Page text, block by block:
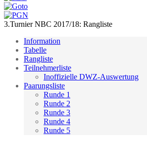
3.Turnier NBC 2017/18: Rangliste
Information
Tabelle
Rangliste
Teilnehmerliste
Inoffizielle DWZ-Auswertung
Paarungsliste
Runde 1
Runde 2
Runde 3
Runde 4
Runde 5